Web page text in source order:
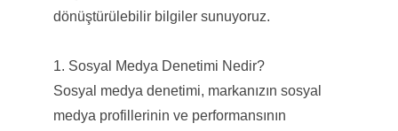
dönüştürülebilir bilgiler sunuyoruz.
1. Sosyal Medya Denetimi Nedir?
Sosyal medya denetimi, markanızın sosyal
medya profillerinin ve performansının